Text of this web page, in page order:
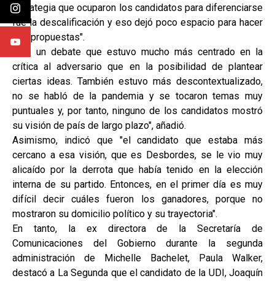
estrategia que ocuparon los candidatos para diferenciarse
fue la descalificación y eso dejó poco espacio para hacer
sus propuestas".
"Fue un debate que estuvo mucho más centrado en la
crítica al adversario que en la posibilidad de plantear
ciertas ideas. También estuvo más descontextualizado,
no se habló de la pandemia y se tocaron temas muy
puntuales y, por tanto, ninguno de los candidatos mostró
su visión de país de largo plazo", añadió.
Asimismo, indicó que "el candidato que estaba más
cercano a esa visión, que es Desbordes, se le vio muy
alicaído por la derrota que había tenido en la elección
interna de su partido. Entonces, en el primer día es muy
difícil decir cuáles fueron los ganadores, porque no
mostraron su domicilio político y su trayectoria".
En tanto, la ex directora de la Secretaría de
Comunicaciones del Gobierno durante la segunda
administración de Michelle Bachelet, Paula Walker,
destacó a La Segunda que el candidato de la UDI, Joaquín